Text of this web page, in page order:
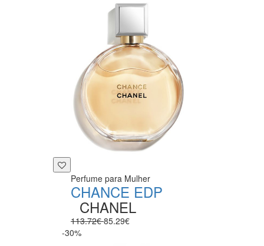
Perfume para Mulher
CHANCE EDP
CHANEL
113.72€85.29€
-30%